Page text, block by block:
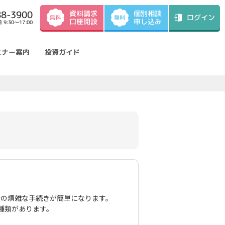
3900
9:30～17:00
無料 資料請求
口座開設 無料 個別相談
申し込み ログイン
ー案内 投資ガイド
煩雑な手続きが簡単になります。
があります。